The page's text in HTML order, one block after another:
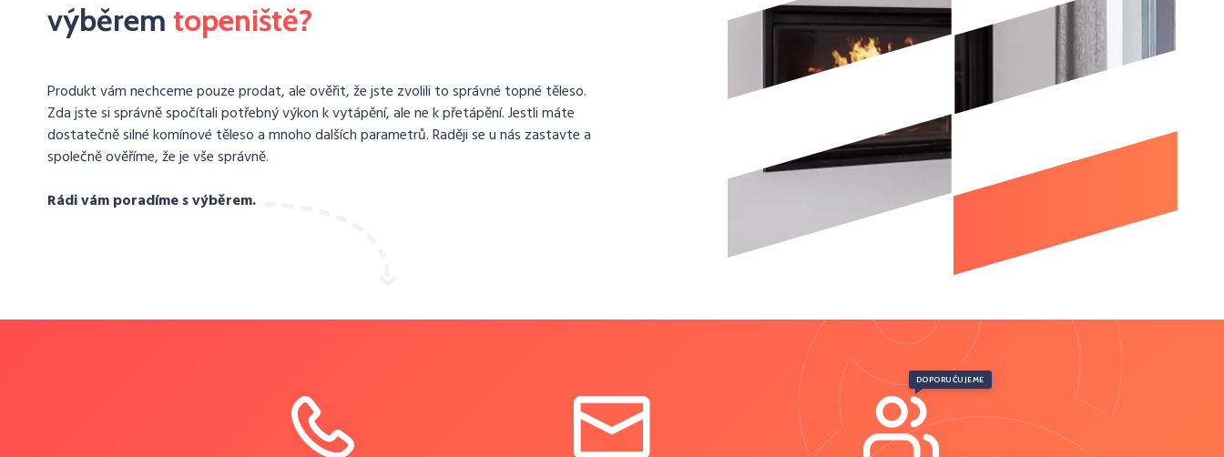
výběrem topeniště?
Produkt vám nechceme pouze prodat, ale ověřit, že jste zvolili to správné topné těleso.
Zda jste si správně spočítali potřebný výkon k vytápění, ale ne k přetápění. Jestli máte
dostatečně silné komínové těleso a mnoho dalších parametrů. Raději se u nás zastavte a
společně ověříme, že je vše správně.
Rádi vám poradíme s výběrem.
DOPORUČUJEME